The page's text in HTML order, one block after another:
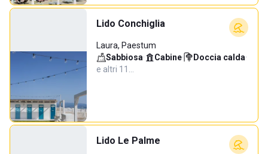
Lido Conchiglia
Laura, Paestum
Sabbiosa· Cabine· Doccia calda·
e altri 11…
Lido Le Palme